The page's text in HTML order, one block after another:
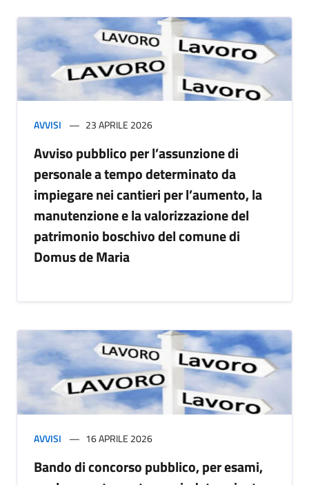
AVVISI 23 APRILE 2026
Avviso pubblico per l’assunzione di
personale a tempo determinato da
impiegare nei cantieri per l’aumento, la
manutenzione e la valorizzazione del
patrimonio boschivo del comune di
Domus de Maria
AVVISI 16 APRILE 2026
Bando di concorso pubblico, per esami,